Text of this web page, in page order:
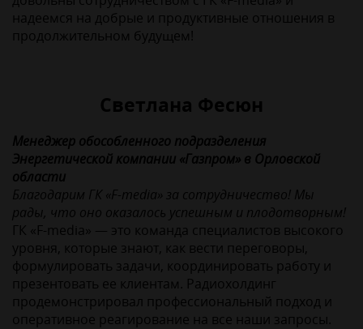
надеемся на добрые и продуктивные отношения в
продолжительном будущем!
Светлана Фесюн
Менеджер обособленного подразделения
Энергетической компании «Газпром» в Орловской
области
Благодарим ГК «F-media» за сотрудничество! Мы
рады, что оно оказалось успешным и плодотворным!
ГК «F-media» — это команда специалистов высокого
уровня, которые знают, как вести переговоры,
формулировать задачи, координировать работу и
презентовать ее клиентам. Радиохолдинг
продемонстрировал профессиональный подход и
оперативное реагирование на все наши запросы.